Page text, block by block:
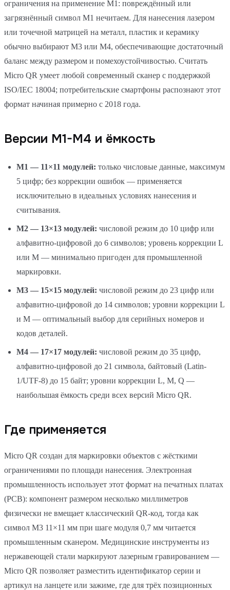
ограничения на применение M1: повреждённый или
загрязнённый символ M1 нечитаем. Для нанесения лазером
или точечной матрицей на металл, пластик и керамику
обычно выбирают M3 или M4, обеспечивающие достаточный
баланс между размером и помехоустойчивостью. Считать
Micro QR умеет любой современный сканер с поддержкой
ISO/IEC 18004; потребительские смартфоны распознают этот
формат начиная примерно с 2018 года.
Версии M1-M4 и ёмкость
M1 — 11×11 модулей: только числовые данные, максимум
5 цифр; без коррекции ошибок — применяется
исключительно в идеальных условиях нанесения и
считывания.
M2 — 13×13 модулей: числовой режим до 10 цифр или
алфавитно-цифровой до 6 символов; уровень коррекции L
или M — минимально пригоден для промышленной
маркировки.
M3 — 15×15 модулей: числовой режим до 23 цифр или
алфавитно-цифровой до 14 символов; уровни коррекции L
и M — оптимальный выбор для серийных номеров и
кодов деталей.
M4 — 17×17 модулей: числовой режим до 35 цифр,
алфавитно-цифровой до 21 символа, байтовый (Latin-
1/UTF-8) до 15 байт; уровни коррекции L, M, Q —
наибольшая ёмкость среди всех версий Micro QR.
Где применяется
Micro QR создан для маркировки объектов с жёсткими
ограничениями по площади нанесения. Электронная
промышленность использует этот формат на печатных платах
(PCB): компонент размером несколько миллиметров
физически не вмещает классический QR-код, тогда как
символ M3 11×11 мм при шаге модуля 0,7 мм читается
промышленным сканером. Медицинские инструменты из
нержавеющей стали маркируют лазерным гравированием —
Micro QR позволяет разместить идентификатор серии и
артикул на ланцете или зажиме, где для трёх позиционных